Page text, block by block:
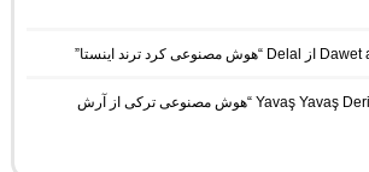
دانلود آهنگ Yavaş Yavaş Derin Derin “هوش مصنوعی ترکی از آرش